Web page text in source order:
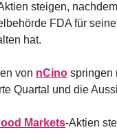
steigen,
FDA für
hat.
von nCino springen
Quartal und die
Markets-Aktien